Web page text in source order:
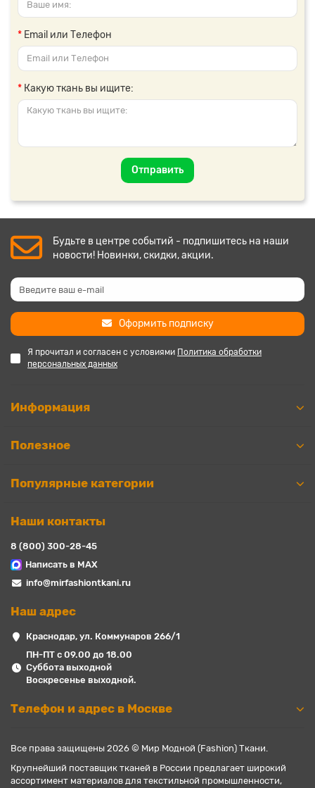
Email или Телефон
Какую ткань вы ищите:
Отправить
Будьте в центре событий - подпишитесь на наши
новости! Новинки, скидки, акции.
Оформить подписку
Я прочитал и согласен с условиями Политика обработки
персональных данных
Информация
Полезное
Популярные категории
Наши контакты
8 (800) 300-28-45
Написать в MAX
info@mirfashiontkani.ru
Наш адрес
Краснодар, ул. Коммунаров 266/1
ПН-ПТ с 09.00 до 18.00
Суббота выходной
Воскресенье выходной.
Телефон и адрес в Москве
Все права защищены 2026 © Мир Модной (Fashion) Ткани.
Крупнейший поставщик тканей в России предлагает широкий
ассортимент материалов для текстильной промышленности,